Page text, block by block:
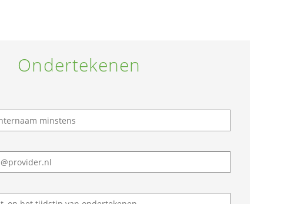
Ondertekenen